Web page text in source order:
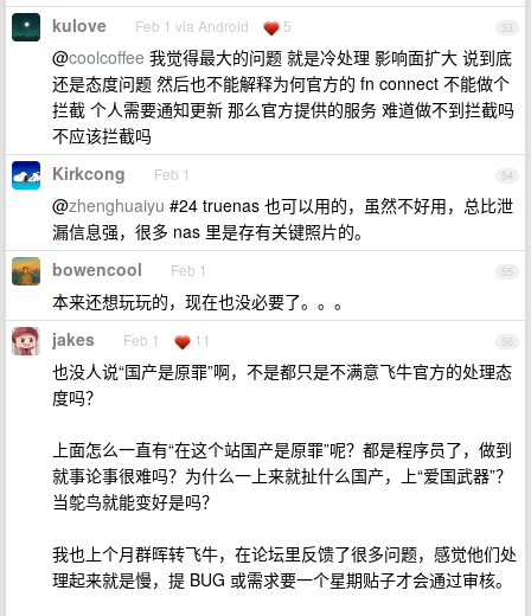
53
kulove Feb 1 via Android 5
@coolcoffee 我觉得最大的问题 就是冷处理 影响面扩大 说到底
还是态度问题 然后也不能解释为何官方的 fn connect 不能做个
拦截 个人需要通知更新 那么官方提供的服务 难道做不到拦截吗
不应该拦截吗
54
Kirkcong Feb 1
@zhenghuaiyu #24 truenas 也可以用的，虽然不好用，总比泄
漏信息强，很多 nas 里是存有关键照片的。
55
bowencool Feb 1
本来还想玩玩的，现在也没必要了。。。
56
jakes Feb 1 11
也没人说“国产是原罪”啊，不是都只是不满意飞牛官方的处理态
度吗？
上面怎么一直有“在这个站国产是原罪”呢？都是程序员了，做到
就事论事很难吗？为什么一上来就扯什么国产，上“爱国武器”？
当鸵鸟就能变好是吗？
我也上个月群晖转飞牛，在论坛里反馈了很多问题，感觉他们处
理起来就是慢，提 BUG 或需求要一个星期贴子才会通过审核。